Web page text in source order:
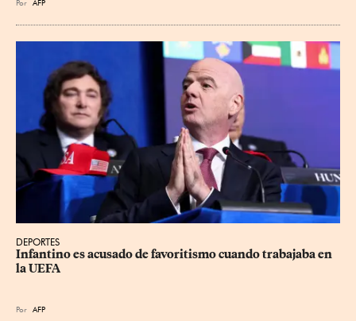
Por AFP
DEPORTES
Infantino es acusado de favoritismo cuando trabajaba en
la UEFA
Por AFP